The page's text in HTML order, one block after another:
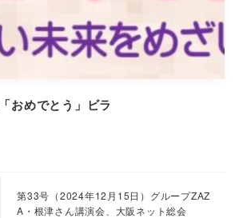
おめでとう」ビラ
第33号（2024年12月15日）グループZAZ
A・根津さん講演会、大阪ネット総会